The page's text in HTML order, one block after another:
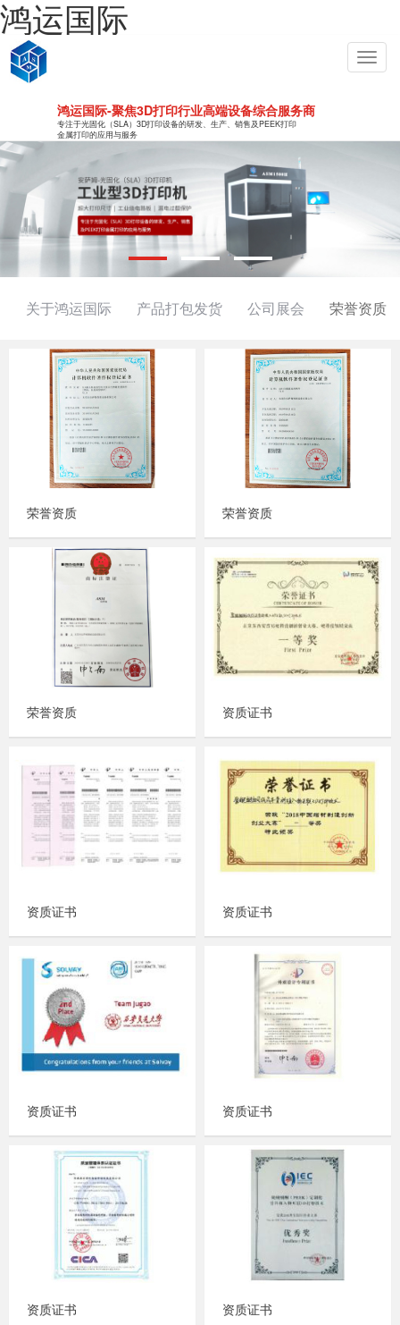
鸿运国际
鸿运国际-聚焦3D打印行业高端设备综合服务商
专注于光固化（SLA）3D打印设备的研发、生产、销售及PEEK打印
金属打印的应用与服务
关于鸿运国际 产品打包发货 公司展会 荣誉资质
荣誉资质 荣誉资质
荣誉资质 资质证书
资质证书 资质证书
资质证书 资质证书
资质证书 资质证书